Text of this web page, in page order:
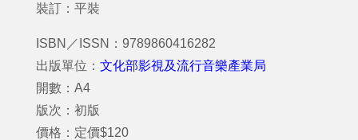
裝訂：平裝
ISBN／ISSN：9789860416282
出版單位： 文化部影視及流行音樂產業局
開數：A4
版次：初版
價格：定價$120